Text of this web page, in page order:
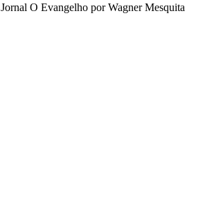
Jornal O Evangelho por Wagner Mesquita